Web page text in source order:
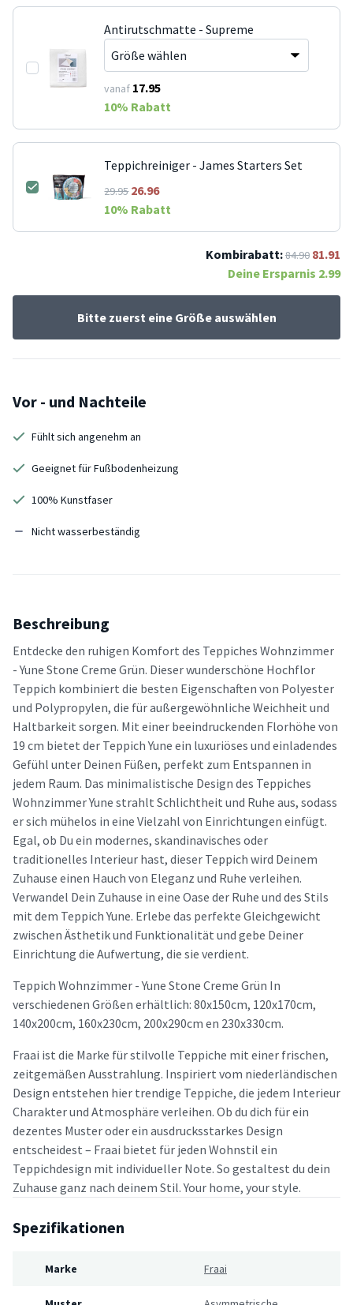
Antirutschmatte - Supreme
vanaf 17.95
10% Rabatt
Teppichreiniger - James Starters Set
29.9526.96
10% Rabatt
Kombirabatt:84.90 81.91
Deine Ersparnis 2.99
Bitte zuerst eine Größe auswählen
Vor - und Nachteile
Fühlt sich angenehm an
Geeignet für Fußbodenheizung
100% Kunstfaser
Nicht wasserbeständig
Beschreibung
Entdecke den ruhigen Komfort des Teppiches Wohnzimmer
- Yune Stone Creme Grün. Dieser wunderschöne Hochflor
Teppich kombiniert die besten Eigenschaften von Polyester
und Polypropylen, die für außergewöhnliche Weichheit und
Haltbarkeit sorgen. Mit einer beeindruckenden Florhöhe von
19 cm bietet der Teppich Yune ein luxuriöses und einladendes
Gefühl unter Deinen Füßen, perfekt zum Entspannen in
jedem Raum. Das minimalistische Design des Teppiches
Wohnzimmer Yune strahlt Schlichtheit und Ruhe aus, sodass
er sich mühelos in eine Vielzahl von Einrichtungen einfügt.
Egal, ob Du ein modernes, skandinavisches oder
traditionelles Interieur hast, dieser Teppich wird Deinem
Zuhause einen Hauch von Eleganz und Ruhe verleihen.
Verwandel Dein Zuhause in eine Oase der Ruhe und des Stils
mit dem Teppich Yune. Erlebe das perfekte Gleichgewicht
zwischen Ästhetik und Funktionalität und gebe Deiner
Einrichtung die Aufwertung, die sie verdient.
Teppich Wohnzimmer - Yune Stone Creme Grün In
verschiedenen Größen erhältlich: 80x150cm, 120x170cm,
140x200cm, 160x230cm, 200x290cm en 230x330cm.
Fraai ist die Marke für stilvolle Teppiche mit einer frischen,
zeitgemäßen Ausstrahlung. Inspiriert vom niederländischen
Design entstehen hier trendige Teppiche, die jedem Interieur
Charakter und Atmosphäre verleihen. Ob du dich für ein
dezentes Muster oder ein ausdrucksstarkes Design
entscheidest – Fraai bietet für jeden Wohnstil ein
Teppichdesign mit individueller Note. So gestaltest du dein
Zuhause ganz nach deinem Stil. Your home, your style.
Spezifikationen
Marke Fraai